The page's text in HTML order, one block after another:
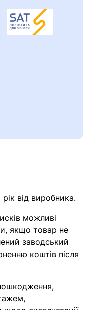
від виробника.
можливі
якщо товар не
заводський
коштів після